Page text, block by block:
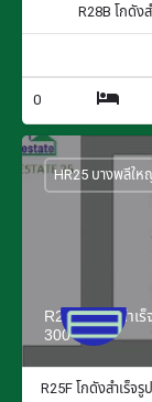
R28B โกดัง
0
R25F โกดังสำเ
300 ตรม.
HR25 บางพลีให
R25F โกดังสำเร็จ